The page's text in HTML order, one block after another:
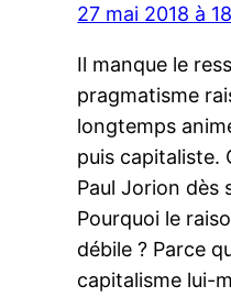
27 mai 2018 à
Il manque le
pragmatisme
longtemps
puis capitaliste.
Paul Jorion dès
Pourquoi le
débile ? Parce
capitalisme lui-